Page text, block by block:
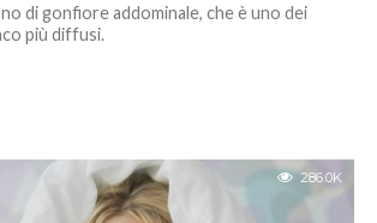
di gonfiore addominale, che è uno dei
più diffusi.
286.0K